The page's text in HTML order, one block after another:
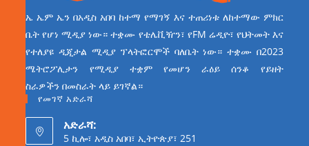
ኤ ኤም ኤን በአዲስ አበባ ከተማ የማገኝ እና ተጠሪነቱ ለከተማው ምክር
ቤት የሆነ ሚዲያ ነው። ተቋሙ የቴሌቪዥን፣ የFM ሬዲዮ፣ የህትመት እና
የተለያዩ ዲጂታል ሚዲያ ፕላትፎርሞች ባለቤት ነው። ተቋሙ በ2023
ሜትሮፖሊታን የሚዲያ ተቋም የመሆን ራዕይ ሰንቆ የይዘት
ስራዎችን በመስራት ላይ ይገኛል።
የመገኛ አድራሻ
አድራሻ:
5 ኪሎ፣ አዲስ አበባ፣ ኢትዮጵያ፣ 251